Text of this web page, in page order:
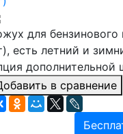
для бензинового
есть летний и
дополнительной
в сравнение